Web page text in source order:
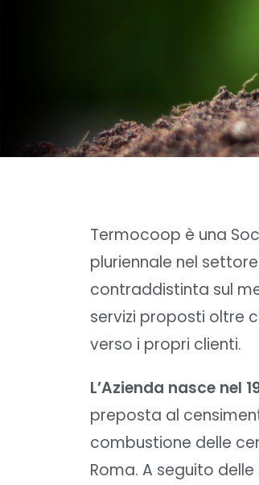
Termocoop è una
pluriennale nel
contraddistinta sul
servizi proposti oltre
verso i propri clienti.
L’Azienda nasce nel
preposta al
combustione delle
Roma. A seguito